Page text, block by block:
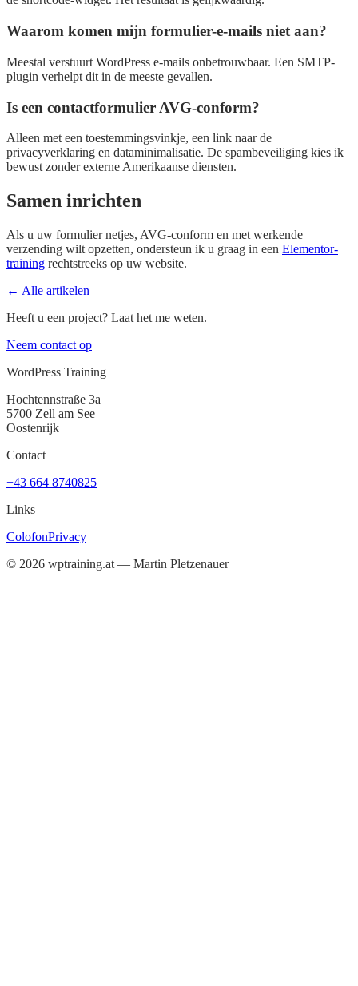
Waarom komen mijn formulier-e-mails niet aan?
Meestal verstuurt WordPress e-mails onbetrouwbaar. Een SMTP-
plugin verhelpt dit in de meeste gevallen.
Is een contactformulier AVG-conform?
Alleen met een toestemmingsvinkje, een link naar de
privacyverklaring en dataminimalisatie. De spambeveiliging kies ik
bewust zonder externe Amerikaanse diensten.
Samen inrichten
Als u uw formulier netjes, AVG-conform en met werkende
verzending wilt opzetten, ondersteun ik u graag in een Elementor-
training rechtstreeks op uw website.
← Alle artikelen
Heeft u een project? Laat het me weten.
Neem contact op
WordPress Training
Hochtennstraße 3a
5700 Zell am See
Oostenrijk
Contact
+43 664 8740825
Links
ColofonPrivacy
© 2026 wptraining.at — Martin Pletzenauer